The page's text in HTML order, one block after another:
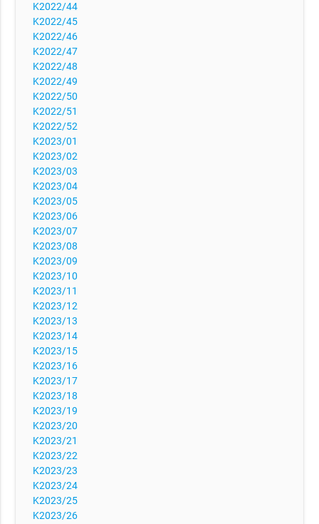
K2022/44
K2022/45
K2022/46
K2022/47
K2022/48
K2022/49
K2022/50
K2022/51
K2022/52
K2023/01
K2023/02
K2023/03
K2023/04
K2023/05
K2023/06
K2023/07
K2023/08
K2023/09
K2023/10
K2023/11
K2023/12
K2023/13
K2023/14
K2023/15
K2023/16
K2023/17
K2023/18
K2023/19
K2023/20
K2023/21
K2023/22
K2023/23
K2023/24
K2023/25
K2023/26